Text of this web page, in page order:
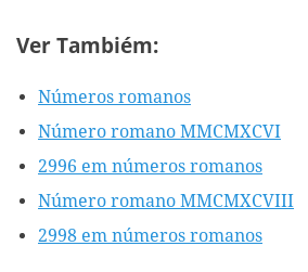
Ver Tambiém:
Números romanos
Número romano MMCMXCVI
2996 em números romanos
Número romano MMCMXCVIII
2998 em números romanos